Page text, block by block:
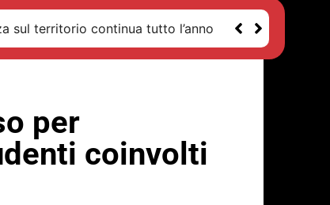
sul territorio continua tutto l’anno
per
coinvolti